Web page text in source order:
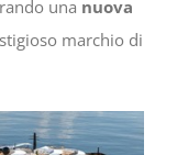
una nuova
marchio di